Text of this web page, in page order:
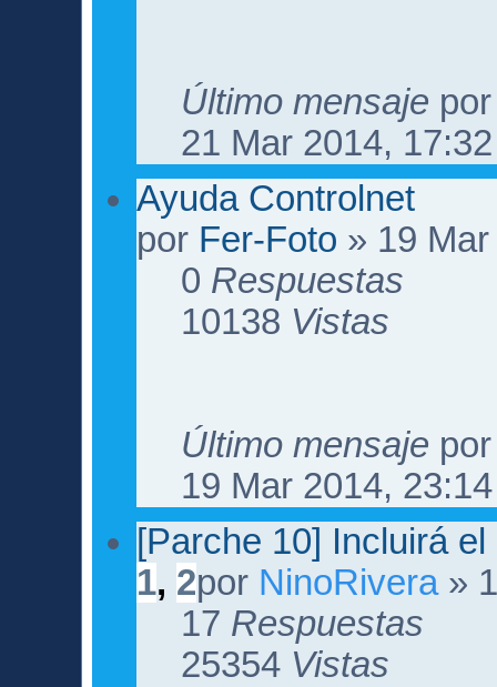
Último mensaje
21 Mar 2014, 17:32
Ayuda Controlnet
por Fer-Foto » 19
0 Respuestas
10138 Vistas
Último mensaje
19 Mar 2014, 23:14
[Parche 10] Incluirá
1, 2por NinoRivera»
17 Respuestas
25354 Vistas